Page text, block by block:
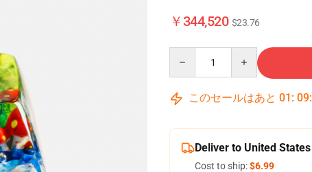
￥344,520 $23.76
このセールはあと 01 : 09
Deliver to United States
Cost to ship:$6.99